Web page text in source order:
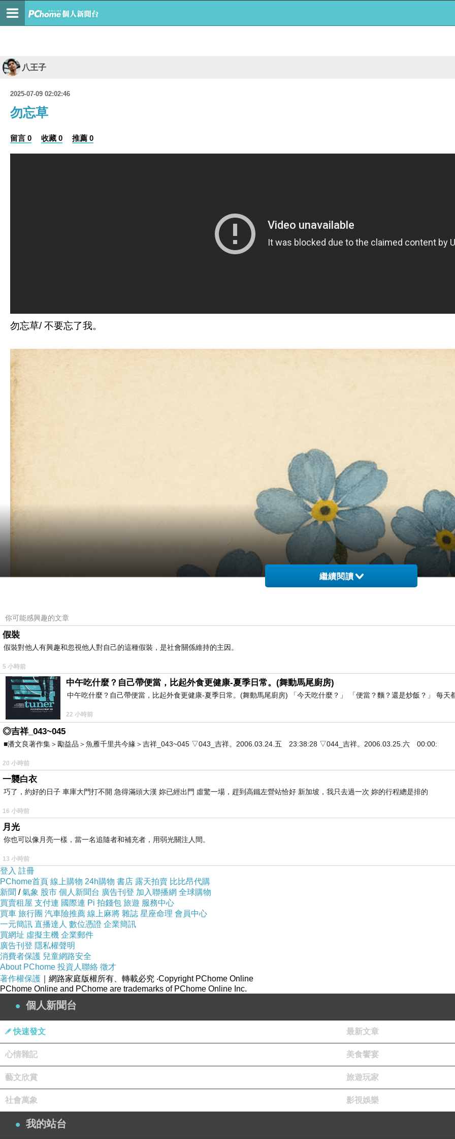
八王子
2025-07-09 02:02:46
勿忘草
留言 0 收藏 0 推薦 0
勿忘草/ 不要忘了我。
繼續閱讀
你可能感興趣的文章
假裝
假裝對他人有興趣和忽視他人對自己的這種假裝，是社會關係維持的主因。
5 小時前
中午吃什麼？自己帶便當，比起外食更健康-夏季日常。(舞動馬尾廚房)
中午吃什麼？自己帶便當，比起外食更健康-夏季日常。(舞動馬尾廚房) 「今天吃什麼？」 「便當？麵？還是炒飯？」 每天
22 小時前
◎吉祥_043~045
■潘文良著作集＞勵益品＞魚雁千里共今緣＞吉祥_043~045 ▽043_吉祥。2006.03.24.五 23:38:28 ▽044_吉祥。2006.03.25.六 00:00:
20 小時前
一襲白衣
巧了，約好的日子 車庫大門打不開 急得滿頭大漢 妳已經出門 虛驚一場，趕到高鐵左營站恰好 新加坡，我只去過一次 妳的行程總是排的
16 小時前
月光
你也可以像月亮一樣，當一名追隨者和補充者，用弱光關注人間。
13 小時前
登入 註冊
PChome首頁 線上購物 24h購物 書店 露天拍賣 比比昂代購
新聞 /氣象 股市 個人新聞台 廣告刊登 加入聯播網 全球購物
買賣租屋 支付連 國際連 Pi 拍錢包 旅遊 服務中心
買車 旅行團 汽車險推薦 線上麻將 雜誌 星座命理 會員中心
一元簡訊 直播達人 數位憑證 企業簡訊
買網址 虛擬主機 企業郵件
廣告刊登 隱私權聲明
消費者保護 兒童網路安全
About PChome 投資人聯絡 徵才
著作權保護 ｜網路家庭版權所有、轉載必究 ‧Copyright PChome Online
PChome Online and PChome are trademarks of PChome Online Inc.
個人新聞台
快速發文 最新文章
心情雜記 美食饗宴
藝文欣賞 旅遊玩家
社會萬象 影視娛樂
我的站台